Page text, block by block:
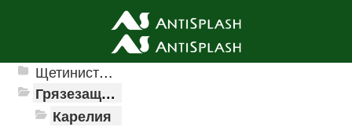
Ячеистые грязезащитные покрытия
Щетинистые покрытия
Грязезащитные, влаговпитывающие покрытия
Карелия